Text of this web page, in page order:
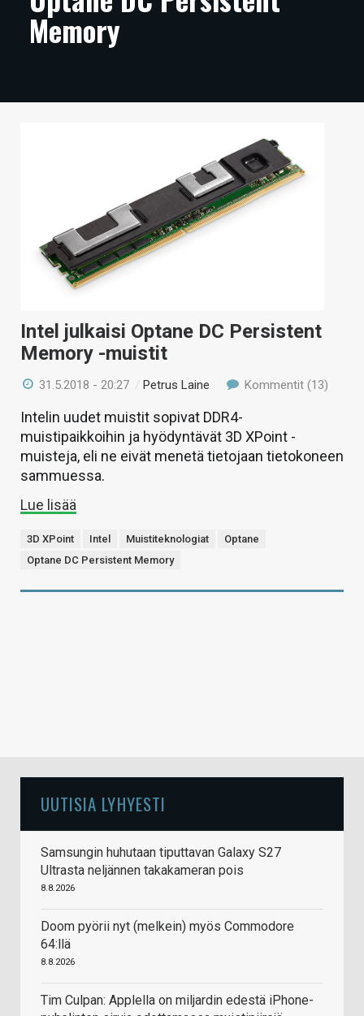
ARTIKKELIT
VAIHDA TEEMA
Memory
Intel julkaisi Optane DC Persistent
Memory -muistit
31.5.2018 - 20:27 / Petrus Laine Kommentit (13)
Intelin uudet muistit sopivat DDR4-
muistipaikkoihin ja hyödyntävät 3D XPoint -
muisteja, eli ne eivät menetä tietojaan tietokoneen
sammuessa.
Lue lisää
3D XPoint Intel Muistiteknologiat
Optane
Optane DC Persistent Memory
UUTISIA LYHYESTI
Samsungin huhutaan tiputtavan Galaxy S27
Ultrasta neljännen takakameran pois
8.8.2026
Doom pyörii nyt (melkein) myös Commodore
64:llä
8.8.2026
Tim Culpan: Applella on miljardin edestä iPhone-